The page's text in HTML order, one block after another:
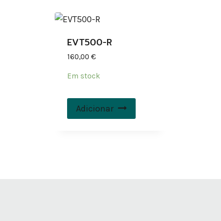
EVT500-R
160,00 €
Em stock
Adicionar